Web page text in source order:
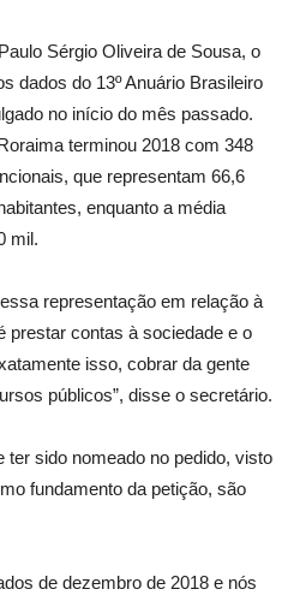
Sérgio Oliveira de Sousa, o
dados do 13º Anuário Brasileiro
no início do mês passado.
terminou 2018 com 348
que representam 66,6
enquanto a média
mil.
representação em relação à
prestar contas à sociedade e o
isso, cobrar da gente
públicos”, disse o secretário.
ter sido nomeado no pedido, visto
fundamento da petição, são
de dezembro de 2018 e nós